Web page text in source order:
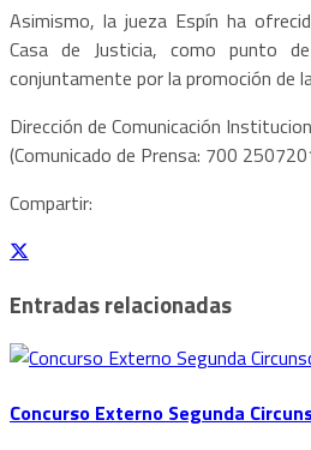
Asimismo, la jueza Espín ha
Casa de Justicia, como punto
conjuntamente por la promoción de
Dirección de Comunicación
(Comunicado de Prensa: 700
Compartir:
Entradas relacionadas
Concurso Externo Segunda